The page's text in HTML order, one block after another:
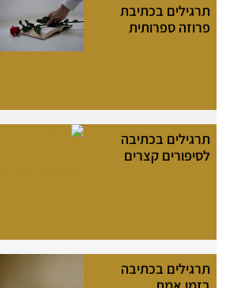
תרגילים בכתיבת
פרוזה ספרותית
תרגילים בכתיבה
לסיפורים קצרים
תרגילים בכתיבה